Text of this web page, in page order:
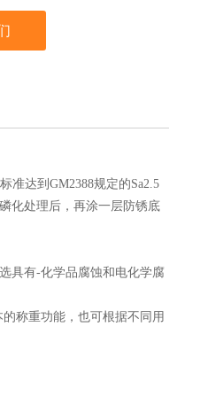
准达到GM2388规定的Sa2.5
化处理后，再涂一层防锈底
具有-化学品腐蚀和电化学腐
称重功能，也可根据不同用